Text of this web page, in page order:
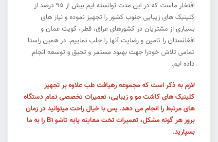
افتخار ماست که در این مدت توانسته ایم بیش از 95 درصد از
کلینیک های زیبایی جنوب کشور را تجهیز نموده و نیاز های
بسیاری از مشتریان در کشورهای عراق، قطر، کویت عمان و
افغانستان را تامین و رضایت آنها را جلب نماییم. در همین راستا
تمامی تلاش خودرا جهت بهبود مستمر و تحیق و توسعه انجام
داده ایم.
لازم به ذکر است که مجموعه رهیافت طب علاوه بر تجهیز
کلینیک های کاشت مو و زیبایی، تعمیرات تخصصی تمام دستگاه
های مرتبط را انجام می دهد. پس با خیال راحت میتوانید در زمان
بروز هر گونه مشکل، تعمیرات تخت معاینه پایه تاشو B1 را به ما
بسپارید.